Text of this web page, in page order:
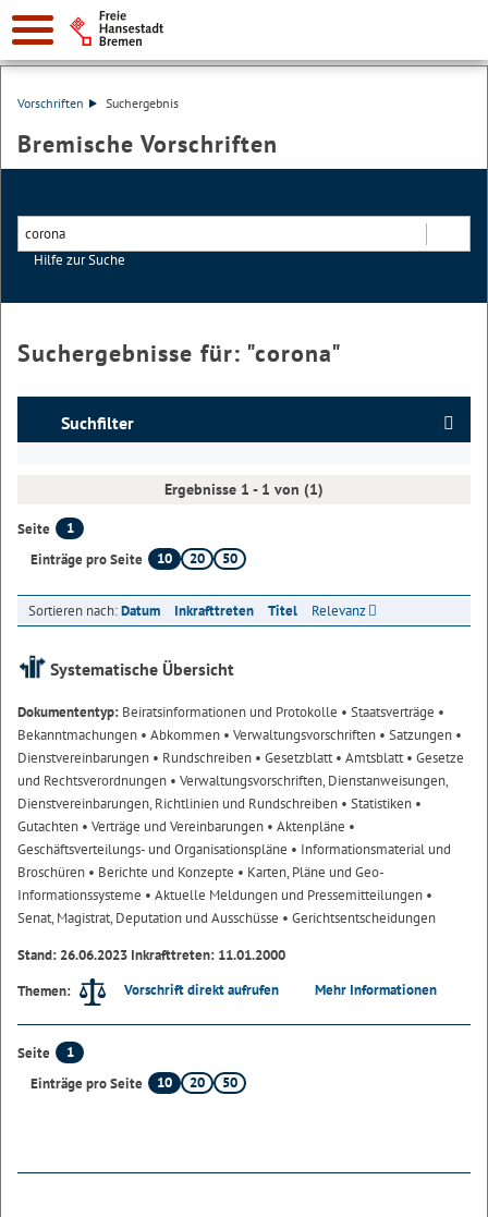
Vorschriften Suchergebnis
Bremische Vorschriften
Hilfe zur Suche
Suchergebnisse für: "corona"
Suchfilter
Ergebnisse 1 - 1 von (1)
Seite
1
Einträge pro Seite
10 20 50
Sortieren nach:Datum Inkrafttreten Titel Relevanz
Systematische Übersicht
Dokumententyp: Beiratsinformationen und Protokolle • Staatsverträge •
Bekanntmachungen • Abkommen • Verwaltungsvorschriften • Satzungen •
Dienstvereinbarungen • Rundschreiben • Gesetzblatt• Amtsblatt• Gesetze
und Rechtsverordnungen • Verwaltungsvorschriften, Dienstanweisungen,
Dienstvereinbarungen, Richtlinien und Rundschreiben • Statistiken •
Gutachten • Verträge und Vereinbarungen • Aktenpläne •
Geschäftsverteilungs- und Organisationspläne • Informationsmaterial und
Broschüren • Berichte und Konzepte • Karten, Pläne und Geo-
Informationssysteme • Aktuelle Meldungen und Pressemitteilungen •
Senat, Magistrat, Deputation und Ausschüsse • Gerichtsentscheidungen
Stand: 26.06.2023 Inkrafttreten: 11.01.2000
Themen:
Vorschrift direkt aufrufen Mehr Informationen
Seite
1
Einträge pro Seite
10 20 50